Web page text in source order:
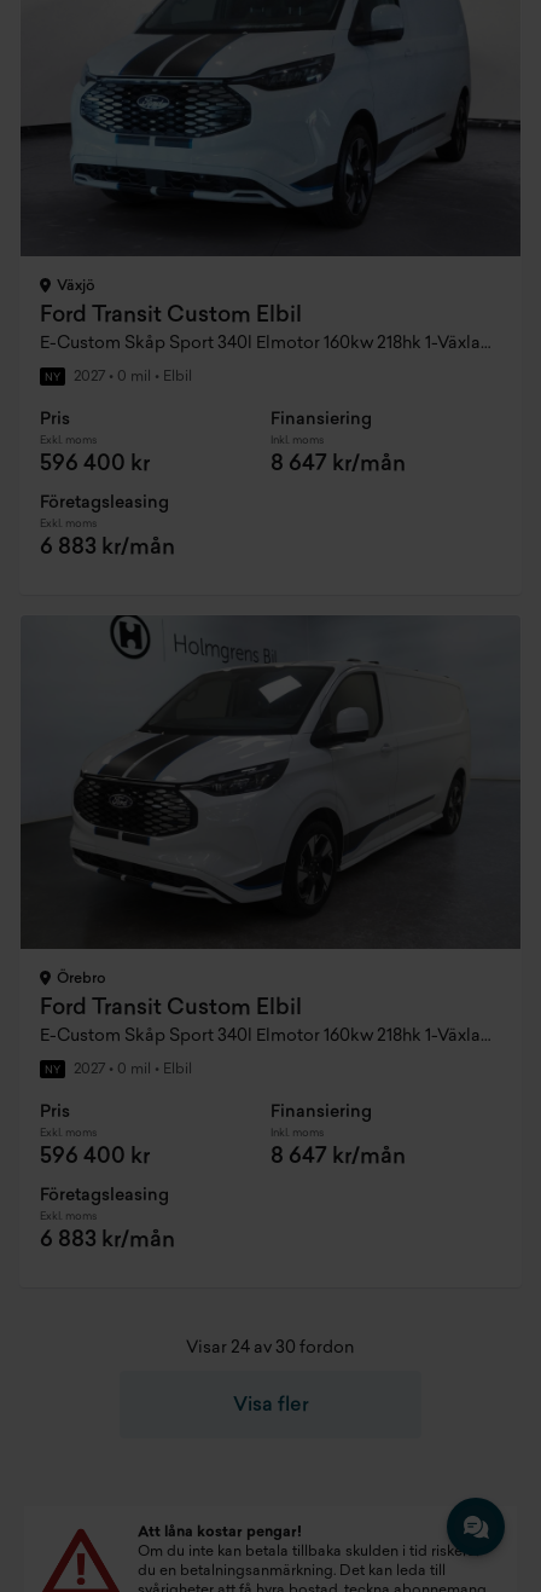
Växjö
Ford Transit Custom Elbil
E-Custom Skåp Sport 340l Elmotor 160kw 218hk 1-Växlad AWD El
NY 2027 • 0 mil • Elbil
Pris
Exkl. moms
596 400 kr
Finansiering
Inkl. moms
8 647 kr/mån
Företagsleasing
Exkl. moms
6 883 kr/mån
Örebro
Ford Transit Custom Elbil
E-Custom Skåp Sport 340l Elmotor 160kw 218hk 1-Växlad AWD El
NY 2027 • 0 mil • Elbil
Pris
Exkl. moms
596 400 kr
Finansiering
Inkl. moms
8 647 kr/mån
Företagsleasing
Exkl. moms
6 883 kr/mån
Visar 24 av 30 fordon
Visa fler
Att låna kostar pengar!
Om du inte kan betala tillbaka skulden i tid riskerar
du en betalningsanmärkning. Det kan leda till